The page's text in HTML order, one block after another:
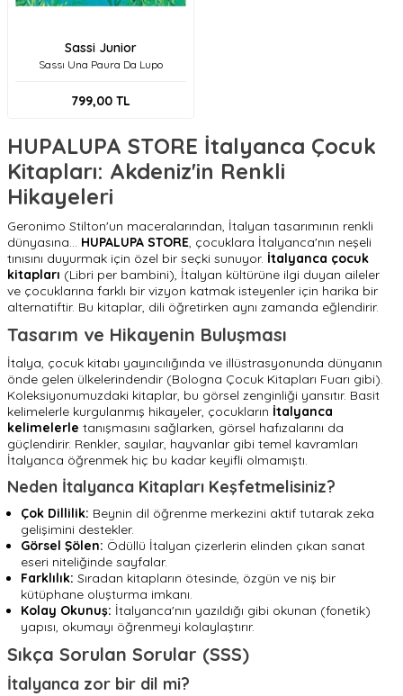
Sassi Junior
Sassı Una Paura Da Lupo
799,00 TL
HUPALUPA STORE İtalyanca Çocuk
Kitapları: Akdeniz'in Renkli
Hikayeleri
Geronimo Stilton'un maceralarından, İtalyan tasarımının renkli
dünyasına... HUPALUPA STORE, çocuklara İtalyanca'nın neşeli
tınısını duyurmak için özel bir seçki sunuyor. İtalyanca çocuk
kitapları (Libri per bambini), İtalyan kültürüne ilgi duyan aileler
ve çocuklarına farklı bir vizyon katmak isteyenler için harika bir
alternatiftir. Bu kitaplar, dili öğretirken aynı zamanda eğlendirir.
Tasarım ve Hikayenin Buluşması
İtalya, çocuk kitabı yayıncılığında ve illüstrasyonunda dünyanın
önde gelen ülkelerindendir (Bologna Çocuk Kitapları Fuarı gibi).
Koleksiyonumuzdaki kitaplar, bu görsel zenginliği yansıtır. Basit
kelimelerle kurgulanmış hikayeler, çocukların İtalyanca
kelimelerle tanışmasını sağlarken, görsel hafızalarını da
güçlendirir. Renkler, sayılar, hayvanlar gibi temel kavramları
İtalyanca öğrenmek hiç bu kadar keyifli olmamıştı.
Neden İtalyanca Kitapları Keşfetmelisiniz?
Çok Dillilik: Beynin dil öğrenme merkezini aktif tutarak zeka
gelişimini destekler.
Görsel Şölen: Ödüllü İtalyan çizerlerin elinden çıkan sanat
eseri niteliğinde sayfalar.
Farklılık: Sıradan kitapların ötesinde, özgün ve niş bir
kütüphane oluşturma imkanı.
Kolay Okunuş: İtalyanca'nın yazıldığı gibi okunan (fonetik)
yapısı, okumayı öğrenmeyi kolaylaştırır.
Sıkça Sorulan Sorular (SSS)
İtalyanca zor bir dil mi?